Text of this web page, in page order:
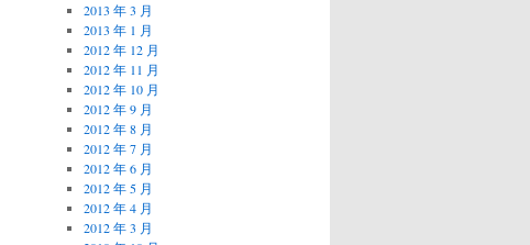
2013 年 3 月
2013 年 1 月
2012 年 12 月
2012 年 11 月
2012 年 10 月
2012 年 9 月
2012 年 8 月
2012 年 7 月
2012 年 6 月
2012 年 5 月
2012 年 4 月
2012 年 3 月